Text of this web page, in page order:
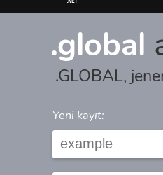
.global
.GLOBAL,
Yeni kayıt: